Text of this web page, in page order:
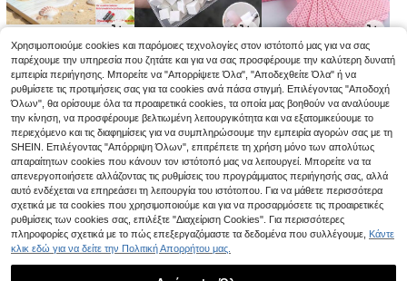
4.12€ 2 .88€ 2.95€2.98€ -1%
8
Χρησιμοποιούμε cookies και παρόμοιες τεχνολογίες στον ιστότοπό μας για να σας
παρέχουμε την υπηρεσία που ζητάτε και για να σας προσφέρουμε την καλύτερη δυνατή
εμπειρία περιήγησης. Μπορείτε να "Απορρίψετε Όλα", "Αποδεχθείτε Όλα" ή να
ρυθμίσετε τις προτιμήσεις σας για τα cookies ανά πάσα στιγμή. Επιλέγοντας "Αποδοχή
Όλων", θα ορίσουμε όλα τα προαιρετικά cookies, τα οποία μας βοηθούν να αναλύουμε
την κίνηση, να προσφέρουμε βελτιωμένη λειτουργικότητα και να εξατομικεύουμε το
περιεχόμενο και τις διαφημίσεις για να συμπληρώσουμε την εμπειρία αγορών σας με τη
SHEIN. Επιλέγοντας "Απόρριψη Όλων", επιτρέπετε τη χρήση μόνο των απολύτως
απαραίτητων cookies που κάνουν τον ιστότοπό μας να λειτουργεί. Μπορείτε να τα
απενεργοποιήσετε αλλάζοντας τις ρυθμίσεις του προγράμματος περιήγησής σας, αλλά
αυτό ενδέχεται να επηρεάσει τη λειτουργία του ιστότοπου. Για να μάθετε περισσότερα
σχετικά με τα cookies που χρησιμοποιούμε και για να προσαρμόσετε τις προαιρετικές
ρυθμίσεις των cookies σας, επιλέξτε "Διαχείριση Cookies". Για περισσότερες
πληροφορίες σχετικά με το πώς επεξεργαζόμαστε τα δεδομένα που συλλέγουμε, Κάντε
κλικ εδώ για να δείτε την Πολιτική Απορρήτου μας.